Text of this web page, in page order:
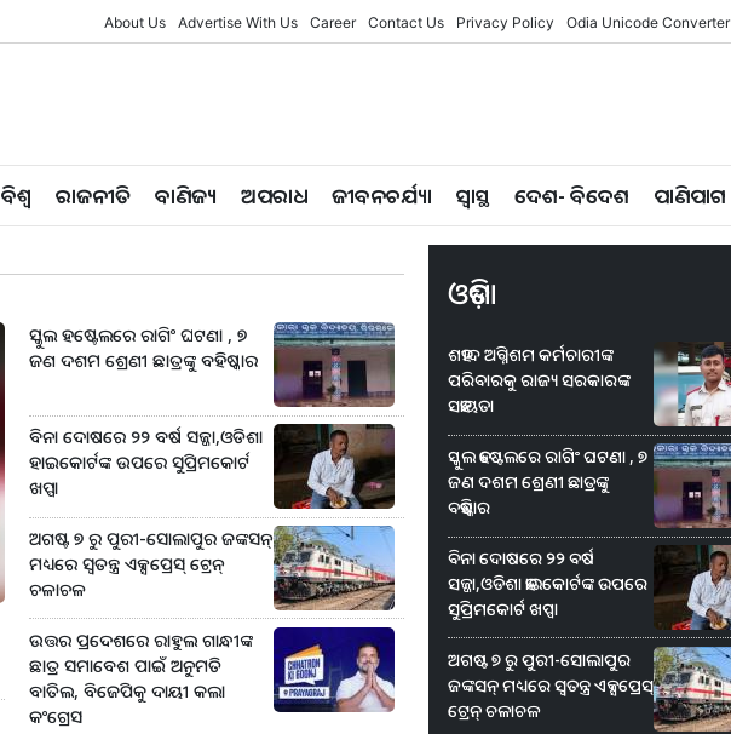
About Us Advertise With Us Career Contact Us Privacy Policy Odia Unicode Converter
ବିଶ୍ବ ରାଜନୀତି ବାଣିଜ୍ୟ ଅପରାଧ ଜୀବନଚର୍ଯ୍ୟା ସ୍ୱାସ୍ଥ ଦେଶ- ବିଦେଶ ପାଣିପାଗ
ସ୍କୁଲ ହଷ୍ଟେଲରେ ରାଗିଂ ଘଟଣା , ୭
ଜଣ ଦଶମ ଶ୍ରେଣୀ ଛାତ୍ରଙ୍କୁ ବହିଷ୍କାର
ବିନା ଦୋଷରେ ୨୨ ବର୍ଷ ସଜ୍ଜା,ଓଡିଶା
ହାଇକୋର୍ଟଙ୍କ ଉପରେ ସୁପ୍ରିମକୋର୍ଟ
ଖପ୍ପା
ଅଗଷ୍ଟ ୭ ରୁ ପୁରୀ-ସୋଲାପୁର ଜଙ୍କସନ୍
ମଧ୍ୟରେ ସ୍ବତନ୍ତ୍ର ଏକ୍ସପ୍ରେସ୍ ଟ୍ରେନ୍‌
ଚଳାଚଳ
ଉତ୍ତର ପ୍ରଦେଶରେ ରାହୁଲ ଗାନ୍ଧୀଙ୍କ
ଛାତ୍ର ସମାବେଶ ପାଇଁ ଅନୁମତି
ବାତିଲ, ବିଜେପିକୁ ଦାୟୀ କଲା
କଂଗ୍ରେସ
ଓଡ଼ିଶା
ଶହୀଦ ଅଗ୍ନିଶମ କର୍ମଚାରୀଙ୍କ
ପରିବାରକୁ ରାଜ୍ୟ ସରକାରଙ୍କ
ସହାୟତା
ସ୍କୁଲ ହଷ୍ଟେଲରେ ରାଗିଂ ଘଟଣା , ୭
ଜଣ ଦଶମ ଶ୍ରେଣୀ ଛାତ୍ରଙ୍କୁ
ବହିଷ୍କାର
ବିନା ଦୋଷରେ ୨୨ ବର୍ଷ
ସଜ୍ଜା,ଓଡିଶା ହାଇକୋର୍ଟଙ୍କ ଉପରେ
ସୁପ୍ରିମକୋର୍ଟ ଖପ୍ପା
ଅଗଷ୍ଟ ୭ ରୁ ପୁରୀ-ସୋଲାପୁର
ଜଙ୍କସନ୍ ମଧ୍ୟରେ ସ୍ବତନ୍ତ୍ର ଏକ୍ସପ୍ରେସ୍
ଟ୍ରେନ୍‌ ଚଳାଚଳ